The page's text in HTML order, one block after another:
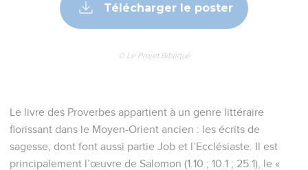
Télécharger le poster
© Le Projet Biblique
Le livre des Proverbes appartient à un genre littéraire
florissant dans le Moyen-Orient ancien : les écrits de
sagesse, dont font aussi partie Job et l’Ecclésiaste. Il est
principalement l’œuvre de Salomon (1.10 ; 10.1 ; 25.1), le «